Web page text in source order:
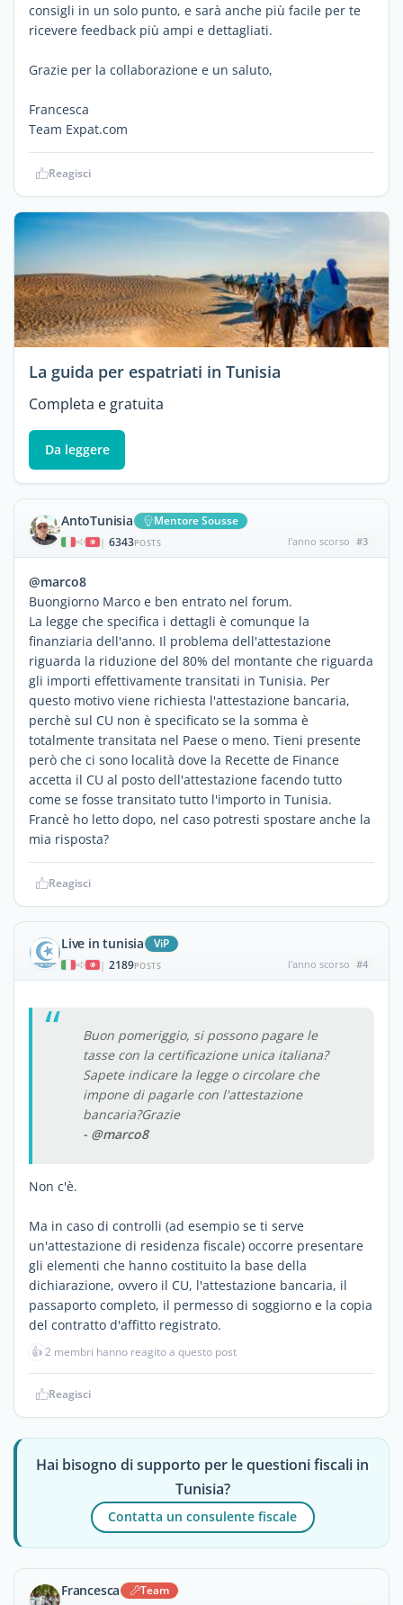
consigli in un solo punto, e sarà anche più facile per te
ricevere feedback più ampi e dettagliati.
Grazie per la collaborazione e un saluto,
Francesca
Team Expat.com
Reagisci
La guida per espatriati in Tunisia
Completa e gratuita
Da leggere
AntoTunisia Mentore Sousse
| 6343POSTS l'anno scorso #3
@marco8
Buongiorno Marco e ben entrato nel forum.
La legge che specifica i dettagli è comunque la
finanziaria dell'anno. Il problema dell'attestazione
riguarda la riduzione del 80% del montante che riguarda
gli importi effettivamente transitati in Tunisia. Per
questo motivo viene richiesta l'attestazione bancaria,
perchè sul CU non è specificato se la somma è
totalmente transitata nel Paese o meno. Tieni presente
però che ci sono località dove la Recette de Finance
accetta il CU al posto dell'attestazione facendo tutto
come se fosse transitato tutto l'importo in Tunisia.
Francè ho letto dopo, nel caso potresti spostare anche la
mia risposta?
Reagisci
Live in tunisia ViP
| 2189POSTS l'anno scorso #4
Buon pomeriggio, si possono pagare le
tasse con la certificazione unica italiana?
Sapete indicare la legge o circolare che
impone di pagarle con l'attestazione
bancaria?Grazie
- @marco8
Non c'è.
Ma in caso di controlli (ad esempio se ti serve
un'attestazione di residenza fiscale) occorre presentare
gli elementi che hanno costituito la base della
dichiarazione, ovvero il CU, l'attestazione bancaria, il
passaporto completo, il permesso di soggiorno e la copia
del contratto d'affitto registrato.
👍2 membri hanno reagito a questo post
Reagisci
Hai bisogno di supporto per le questioni fiscali in
Tunisia?
Contatta un consulente fiscale
Francesca
Team